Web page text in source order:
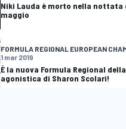
Niki Lauda è morto nella nottata
maggio
FORMULA REGIONAL EUROPEAN
1 mar 2019
È la nuova Formula Regional
agonistica di Sharon Scolari!